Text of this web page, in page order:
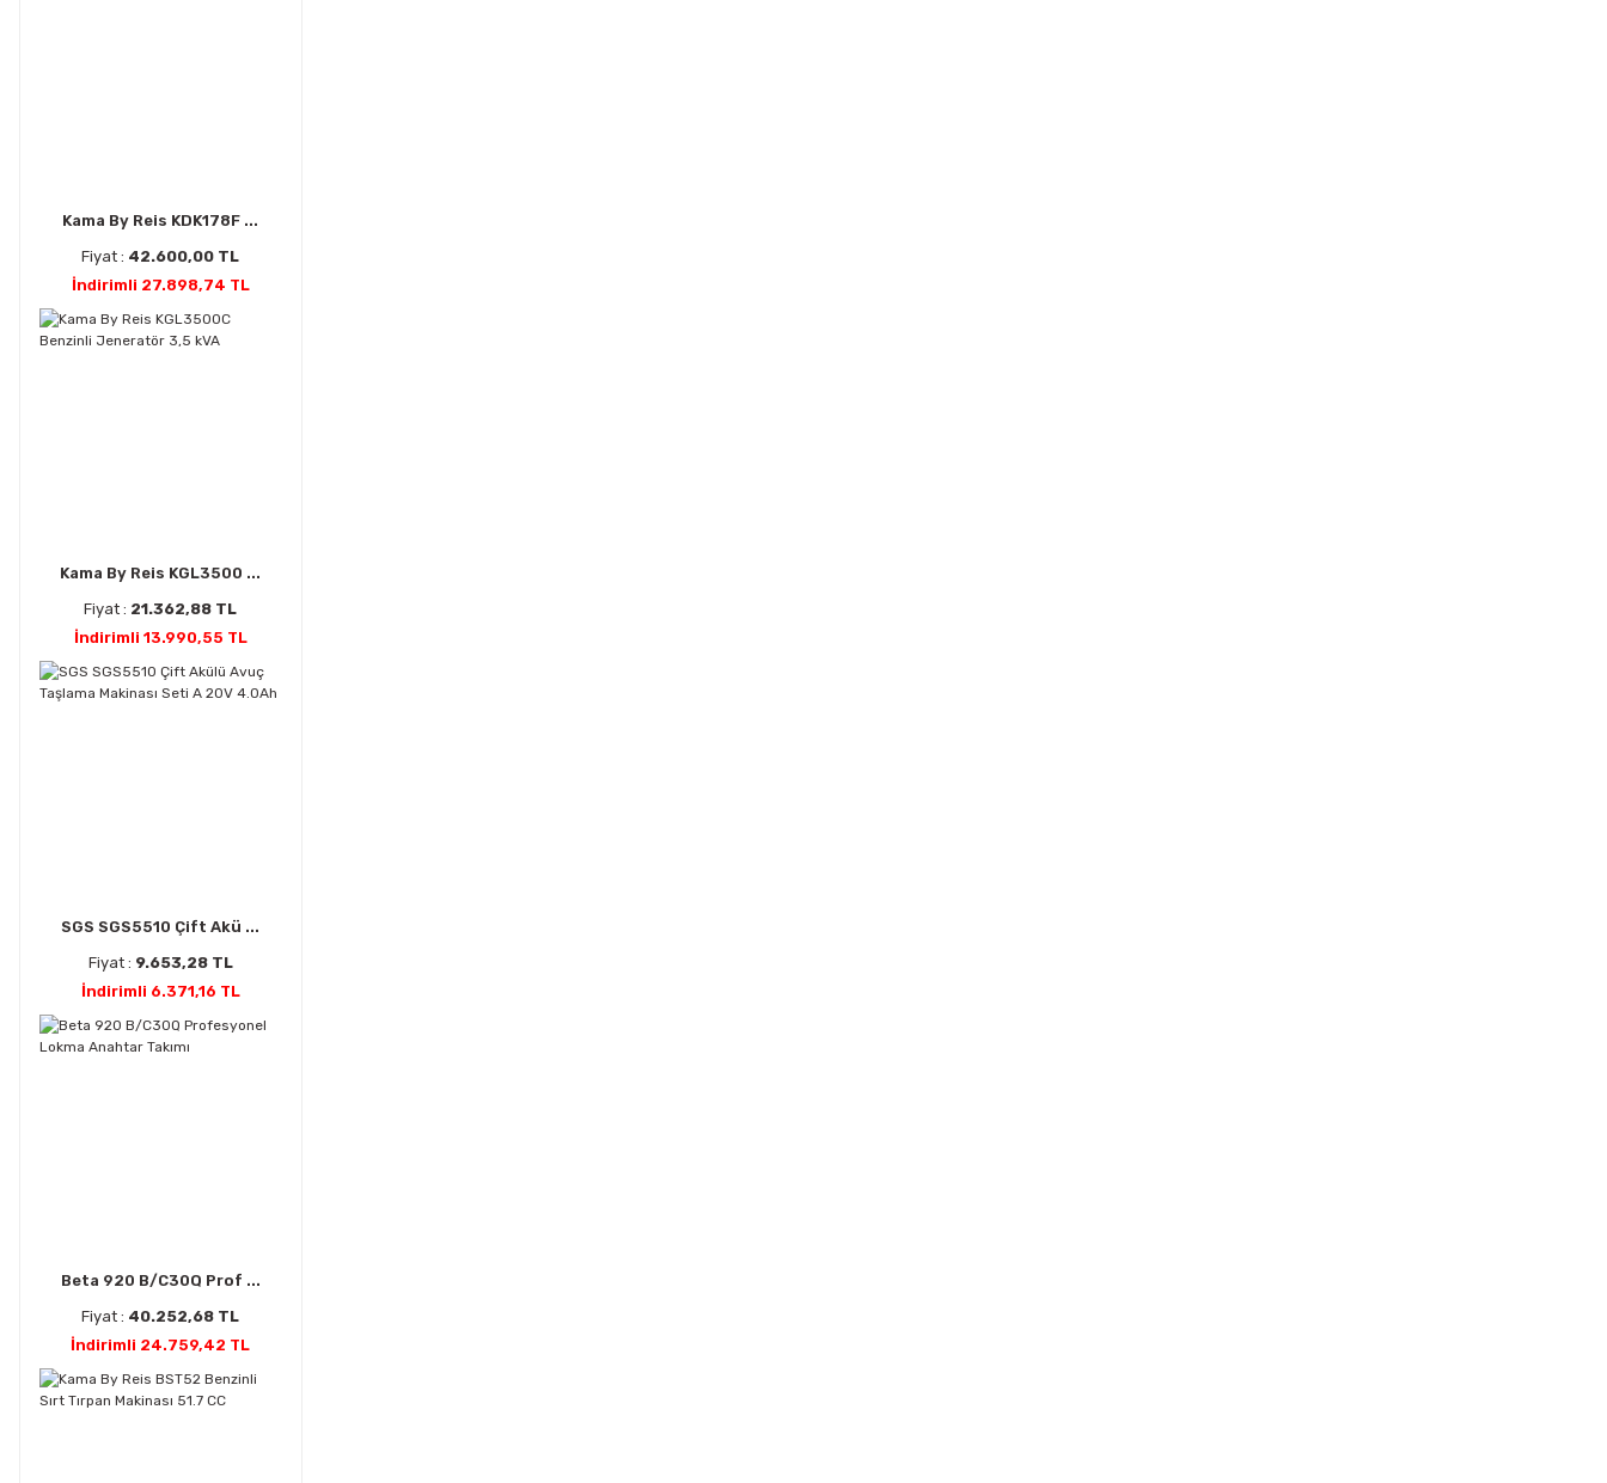
Kama By Reis KDK178F ...
Fiyat : 42.600,00 TL
İndirimli 27.898,74 TL
Kama By Reis KGL3500 ...
Fiyat : 21.362,88 TL
İndirimli 13.990,55 TL
SGS SGS5510 Çift Akü ...
Fiyat : 9.653,28 TL
İndirimli 6.371,16 TL
Beta 920 B/C30Q Prof ...
Fiyat : 40.252,68 TL
İndirimli 24.759,42 TL